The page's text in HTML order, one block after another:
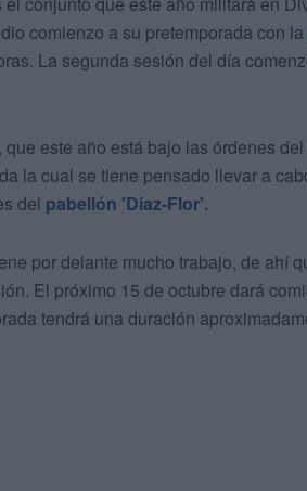
comienzo a su pretemporada con la
La segunda sesión del día
que este año está bajo las órdenes
la cual se tiene pensado llevar a
del pabellón 'Díaz-Flor'.
por delante mucho trabajo, de ahí
El próximo 15 de octubre dará
tendrá una duración